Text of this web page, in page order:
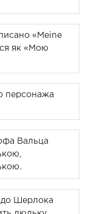
«Meine
як «Мою
персонажа
Вальца
до Шерлока